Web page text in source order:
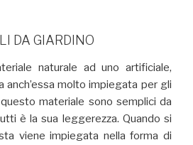
DA GIARDINO
naturale ad uno artificiale,
anch’essa molto impiegata per gli
materiale sono semplici da
è la sua leggerezza. Quando si
viene impiegata nella forma di